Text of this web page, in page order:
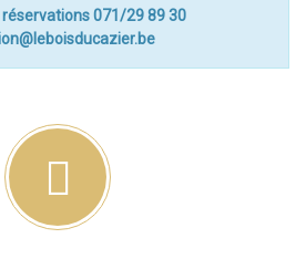
071/29 89 30